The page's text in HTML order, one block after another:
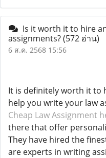
Is it worth it to hire
assignments?(572 อ่าน)
6 ส.ค. 2568 15:56
It is definitely worth it to
help you write your law
Cheap Law Assignment
there that offer
They have hired the
are experts in writing